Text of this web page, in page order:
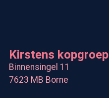
Kirstens kopgroep
Binnensingel 11
7623 MB Borne